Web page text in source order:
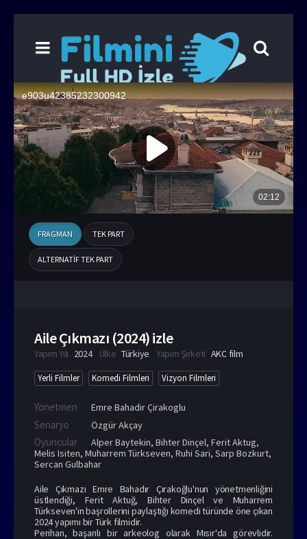
FRAGMAN TEK PART
ALTERNATIF TEK PART
Aile Çıkmazı (2024) izle
Yapım Yılı 2024 Ülke Türkiye Yapım Şirketi AKC film
Yerli Filmler Komedi Filmleri Vizyon Filmleri
Yönetmen Emre Bahadir Çirakoglu
Senaryo Özgür Akçay
Oyuncular Alper Baytekin, Bihter Dinçel, Ferit Aktug,
Melis Isiten, Muharrem Türkseven, Ruhi Sari, Sarp Bozkurt,
Sercan Gulbahar
Aile Çıkmazı Emre Bahadır Çırakoğlu'nun yönetmenliğini
üstlendiği, Ferit Aktuğ, Bihter Dinçel ve Muharrem
Türkseven'in başrollerini paylaştığı komedi türünde öne çıkan
2024 yapımı bir Türk filmidir.
Perihan, başarılı bir arkeolog olarak Mısır'da görevlidir.